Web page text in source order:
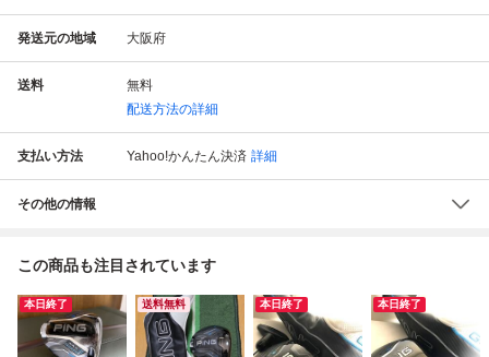
発送元の地域 大阪府
送料
無料
配送方法の詳細
支払い方法 Yahoo!かんたん決済 詳細
その他の情報
この商品も注目されています
本日終了 送料無料 本日終了 本日終了